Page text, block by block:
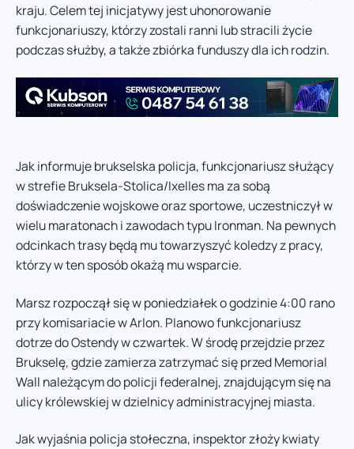
kraju. Celem tej inicjatywy jest uhonorowanie
funkcjonariuszy, którzy zostali ranni lub stracili życie
podczas służby, a także zbiórka funduszy dla ich rodzin.
Jak informuje brukselska policja, funkcjonariusz służący
w strefie Bruksela-Stolica/Ixelles ma za sobą
doświadczenie wojskowe oraz sportowe, uczestniczył w
wielu maratonach i zawodach typu Ironman. Na pewnych
odcinkach trasy będą mu towarzyszyć koledzy z pracy,
którzy w ten sposób okażą mu wsparcie.
Marsz rozpoczął się w poniedziałek o godzinie 4:00 rano
przy komisariacie w Arlon. Planowo funkcjonariusz
dotrze do Ostendy w czwartek. W środę przejdzie przez
Brukselę, gdzie zamierza zatrzymać się przed Memorial
Wall należącym do policji federalnej, znajdującym się na
ulicy królewskiej w dzielnicy administracyjnej miasta.
Jak wyjaśnia policja stołeczna, inspektor złoży kwiaty